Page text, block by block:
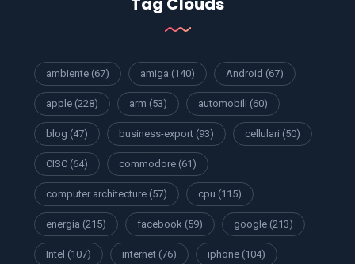
ambiente (67) amiga (140) Android (67)
apple (228) arm (53) automobili (60)
blog (47) business-export (93) cellulari (50)
CISC (64) commodore (61)
computer architecture (57) cpu (115)
energia (215) facebook (59) google (213)
Intel (107) internet (76) iphone (104)